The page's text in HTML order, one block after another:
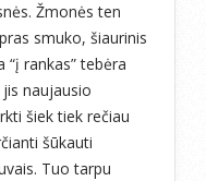
Žmonės ten
smuko, šiaurinis
rankas” tebėra
naujausio
šiek tiek rečiau
šūkauti
Tuo tarpu